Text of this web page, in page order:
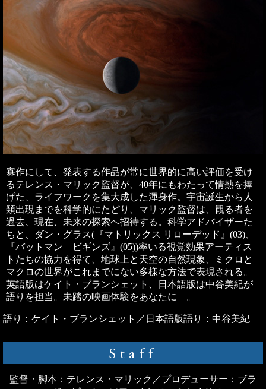
寡作にして、発表する作品が常に世界的に高い評価を受け
るテレンス・マリック監督が、40年にもわたって情熱を捧
げた、ライフワークを集大成した渾身作。宇宙誕生から人
類出現までを科学的にたどり、マリック監督は、観る者を
過去、現在、未来の探索へ招待する。科学アドバイザーた
ちと、ダン・グラス(『マトリックス リローデッド』(03)、
『バットマン ビギンズ』(05))率いる視覚効果アーティス
トたちの協力を得て、地球上と天空の自然現象、ミクロと
マクロの世界がこれまでにない多様な方法で表現される。
英語版はケイト・ブランシェット、日本語版は中谷美紀が
語りを担当。未踏の映画体験をあなたに―。
語り：ケイト・ブランシェット／日本語版語り：中谷美紀
Staff
監督・脚本：テレンス・マリック／プロデューサー：ブラ